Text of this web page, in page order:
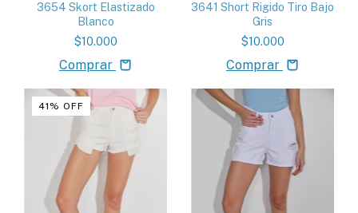
3654 Skort Elastizado
Blanco
$10.000
Comprar
3641 Short Rigido Tiro Bajo
Gris
$10.000
Comprar
41 % OFF